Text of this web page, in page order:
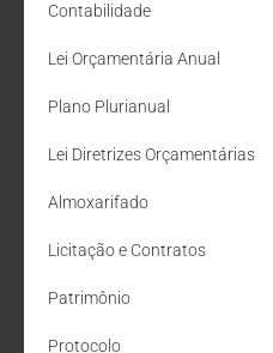
Contabilidade
Lei Orçamentária Anual
Plano Plurianual
Lei Diretrizes Orçamentárias
Almoxarifado
Licitação e Contratos
Patrimônio
Protocolo